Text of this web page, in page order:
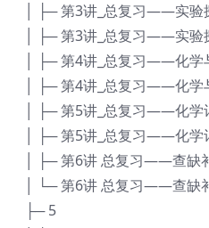
│ ├─ 第3讲_总复习——实
│ ├─ 第3讲_总复习——实
│ ├─ 第4讲_总复习——化
│ ├─ 第4讲_总复习——化
│ ├─ 第5讲_总复习——化
│ ├─ 第5讲_总复习——化
│ ├─ 第6讲 总复习——查
│ └─ 第6讲 总复习——查
├─ 5